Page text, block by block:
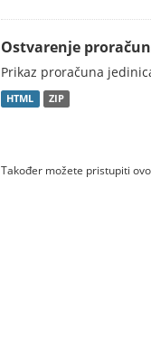
Ostvarenje
Prikaz proračuna
HTML ZIP
Također možete pristupiti